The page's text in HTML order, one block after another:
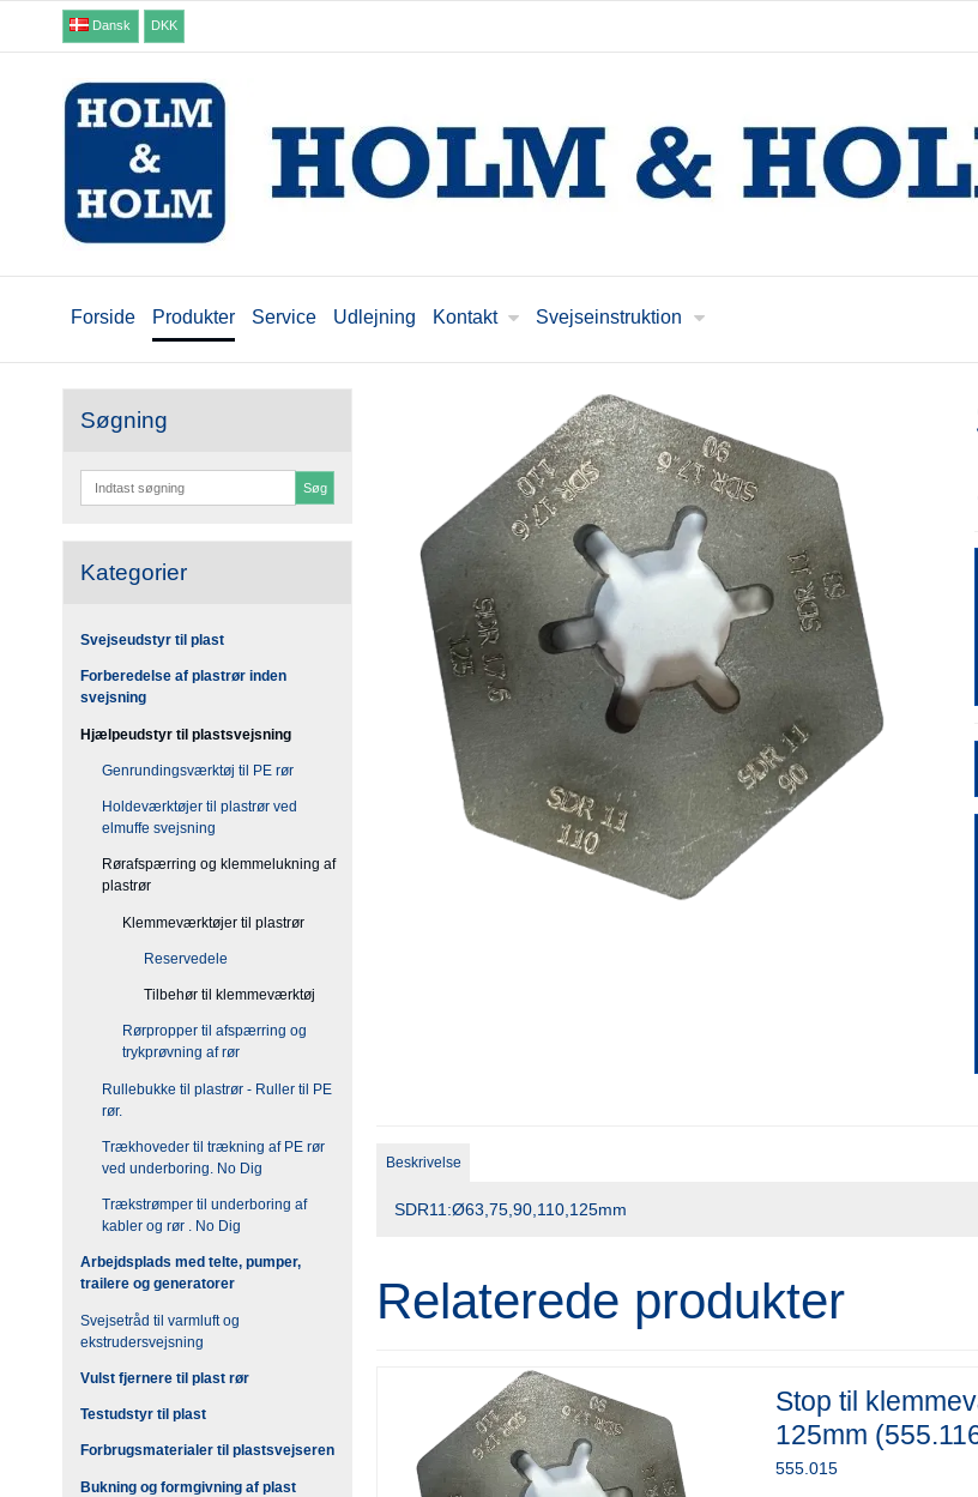
Dansk DKK
Forside Produkter Service Udlejning Kontakt Svejseinstruktion
Søgning
Søg
Kategorier
Svejseudstyr til plast
Forberedelse af plastrør inden
svejsning
Hjælpeudstyr til plastsvejsning
Genrundingsværktøj til PE rør
Holdeværktøjer til plastrør ved
elmuffe svejsning
Rørafspærring og klemmelukning af
plastrør
Klemmeværktøjer til plastrør
Reservedele
Tilbehør til klemmeværktøj
Rørpropper til afspærring og
trykprøvning af rør
Rullebukke til plastrør - Ruller til PE
rør.
Trækhoveder til trækning af PE rør
ved underboring. No Dig
Trækstrømper til underboring af
kabler og rør . No Dig
Arbejdsplads med telte, pumper,
trailere og generatorer
Svejsetråd til varmluft og
ekstrudersvejsning
Vulst fjernere til plast rør
Testudstyr til plast
Forbrugsmaterialer til plastsvejseren
Bukning og formgivning af plast
Beskrivelse
SDR11:Ø63,75,90,110,125mm
Relaterede produkter
Stop til
125mm
555.015